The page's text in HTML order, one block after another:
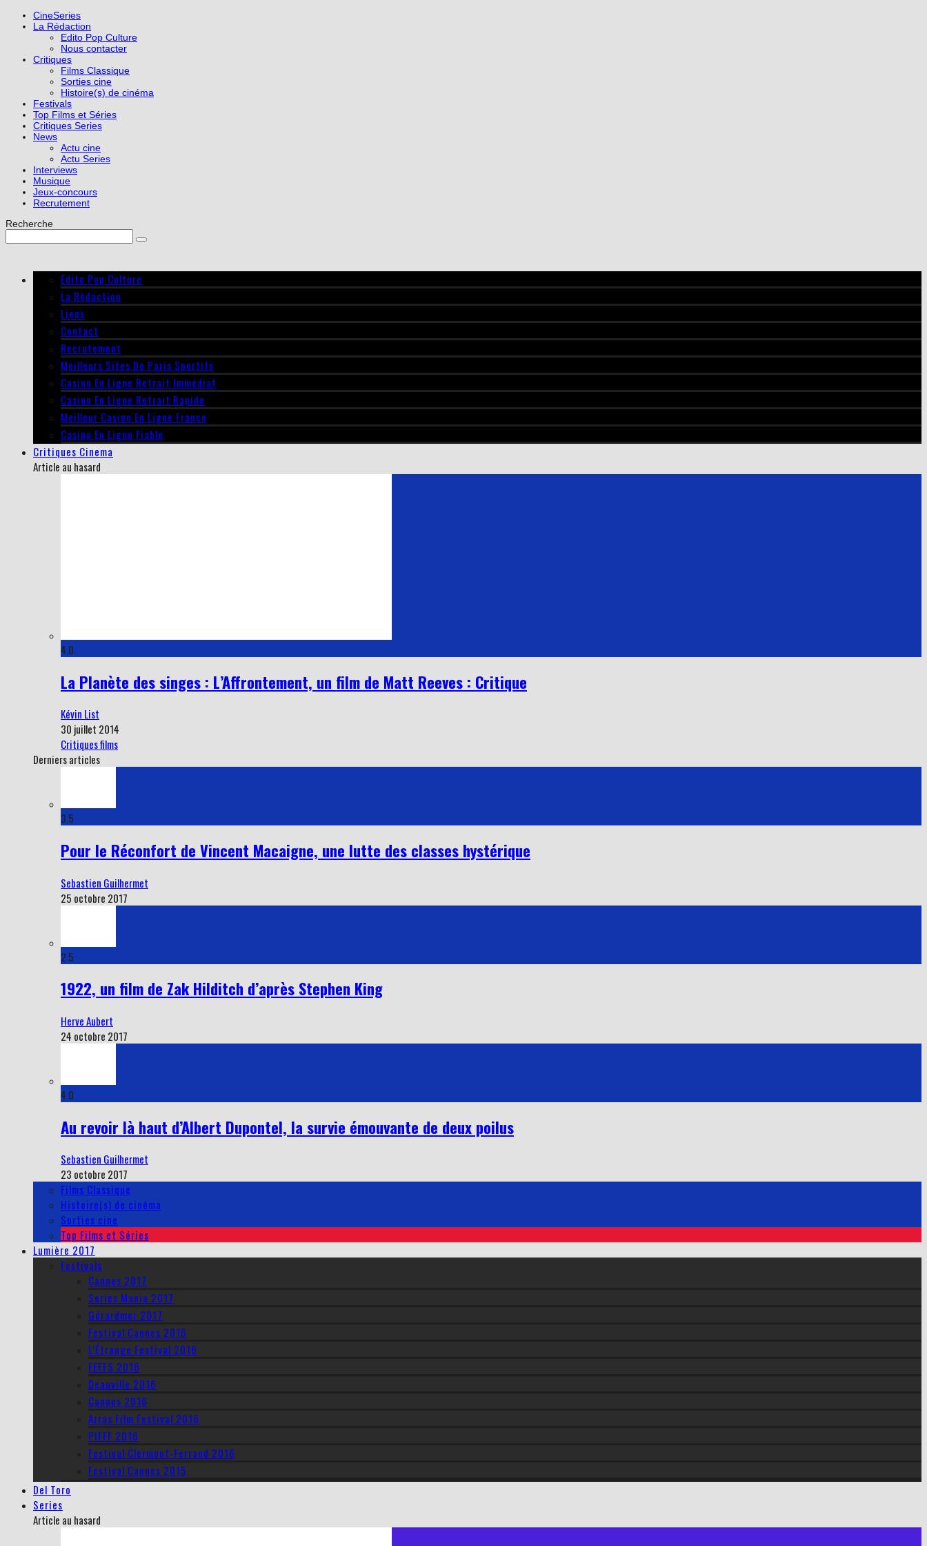
CineSeries
La Rédaction
Edito Pop Culture
Nous contacter
Critiques
Films Classique
Sorties cine
Histoire(s) de cinéma
Festivals
Top Films et Séries
Critiques Series
News
Actu cine
Actu Series
Interviews
Musique
Jeux-concours
Recrutement
Recherche
Edito Pop Culture
La Rédaction
Liens
Contact
Recrutement
Meilleurs Sites De Paris Sportifs
Casino En Ligne Retrait Immédiat
Casino En Ligne Retrait Rapide
Meilleur Casino En Ligne France
Casino En Ligne Fiable
Critiques Cinema
Article au hasard
4.0
La Planète des singes : L’Affrontement, un film de Matt Reeves : Critique
Kévin List
30 juillet 2014
Critiques films
Derniers articles
3.5
Pour le Réconfort de Vincent Macaigne, une lutte des classes hystérique
Sebastien Guilhermet
25 octobre 2017
2.5
1922, un film de Zak Hilditch d’après Stephen King
Herve Aubert
24 octobre 2017
4.0
Au revoir là haut d’Albert Dupontel, la survie émouvante de deux poilus
Sebastien Guilhermet
23 octobre 2017
Films Classique
Histoire(s) de cinéma
Sorties cine
Top Films et Séries
Lumière 2017
Festivals
Cannes 2017
Series Mania 2017
Gérardmer 2017
Festival Cannes 2016
L’Étrange Festival 2016
FEFFS 2016
Deauville 2016
Cannes 2016
Arras Film Festival 2016
PIFFF 2016
Festival Clermont-Ferrand 2016
Festival Cannes 2015
Del Toro
Series
Article au hasard